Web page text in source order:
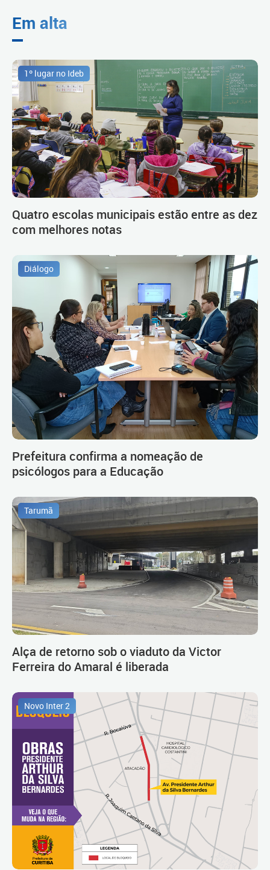
Em alta
1º lugar no Ideb
Quatro escolas municipais estão entre as dez
com melhores notas
Diálogo
Prefeitura confirma a nomeação de
psicólogos para a Educação
Tarumã
Alça de retorno sob o viaduto da Victor
Ferreira do Amaral é liberada
Novo Inter 2